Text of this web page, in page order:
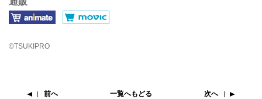
©TSUKIPRO
前へ 一覧へもどる 次へ